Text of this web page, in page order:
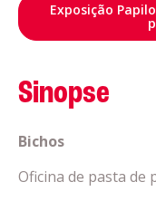
Exposição
Sinopse
Bichos
Oficina de pasta de